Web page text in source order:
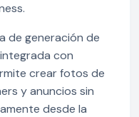
de generación de
con
crear fotos de
y anuncios sin
desde la